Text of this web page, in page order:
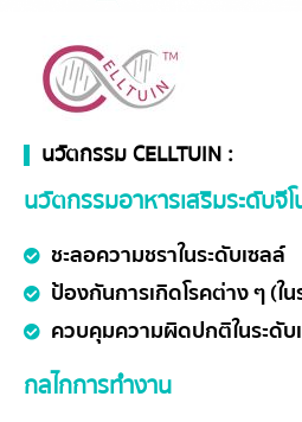
นวัตกรรม CELLTUIN :
นวัตกรรมอาหารเสริมระดับจี
ชะลอความชราในระดับเซลล์
ป้องกันการเกิดโรคต่าง ๆ (ใ
ควบคุมความผิดปกติในระดับ
กลไกการทำงาน